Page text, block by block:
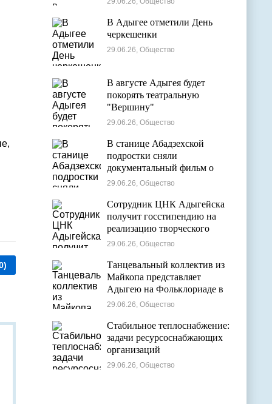
В Адыгее отметили День
черкешенки
29.06.26, Общество
В августе Адыгея будет
покорять театральную
"Вершину"
29.06.26, Общество
В станице Абадзехской
подростки сняли
документальный фильм о
цирковой студии
29.06.26, Общество
Сотрудник ЦНК Адыгейска
получит госстипендию на
реализацию творческого
проекта в области
29.06.26, Общество
Танцевальный коллектив из
Майкопа представляет
Адыгею на Фольклориаде в
Уфе
29.06.26, Общество
Стабильное теплоснабжение:
задачи ресурсоснабжающих
организаций
29.06.26, Общество